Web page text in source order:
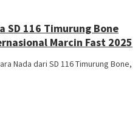
SD 116 Timurung Bone
Marcin Fast 2025
Nada dari SD 116 Timurung Bone,